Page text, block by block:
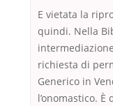
E vietata la
quindi. Nella
richiesta di
Generico in
l’onomastico.